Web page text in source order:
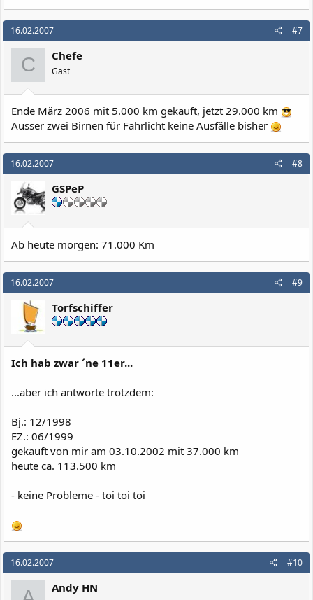
16.02.2007 #7
C Chefe
Gast
Ende März 2006 mit 5.000 km gekauft, jetzt 29.000 km
Ausser zwei Birnen für Fahrlicht keine Ausfälle bisher
16.02.2007 #8
GSPeP
Ab heute morgen: 71.000 Km
16.02.2007 #9
Torfschiffer
Ich hab zwar ´ne 11er...
...aber ich antworte trotzdem:
Bj.: 12/1998
EZ.: 06/1999
gekauft von mir am 03.10.2002 mit 37.000 km
heute ca. 113.500 km
- keine Probleme - toi toi toi
16.02.2007 #10
Andy HN